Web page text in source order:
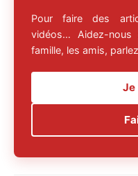
Pour faire des
vidéos… Aidez-nous
famille, les amis,
Je